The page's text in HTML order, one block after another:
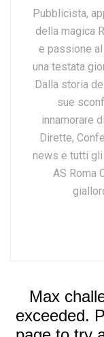
Pubblicista,
della magica
e passione
una testata
Dalla storia
sue
innamorare
Dirette,
news e tutti
AS Roma